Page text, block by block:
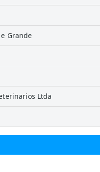
Grande
Ltda